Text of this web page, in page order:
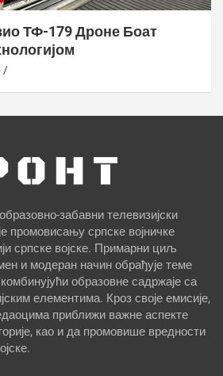
ТФ-179 Дроне Боат
забавни телевизијски
промовисању српске војничке
српске војске. Примарни циљ
и модеран начин обрађује теме
образовне садржаје са
елементима. Кроз своје емисије,
приближи важне аспекте
као и да промовише вредности